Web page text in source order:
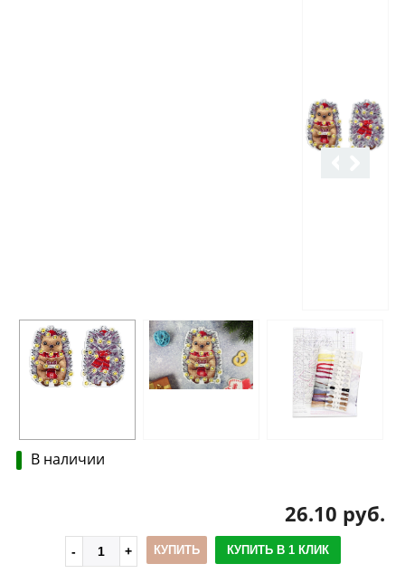
В наличии
26.10 руб.
КУПИТЬ КУПИТЬ В 1 КЛИК